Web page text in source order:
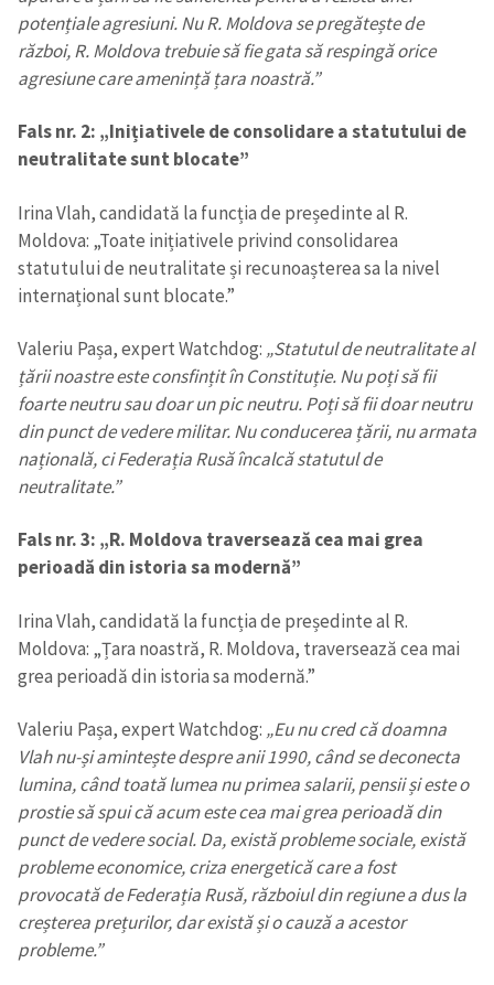
potențiale agresiuni. Nu R. Moldova se pregătește de
război, R. Moldova trebuie să fie gata să respingă orice
agresiune care amenință țara noastră.”
Fals nr. 2: „Inițiativele de consolidare a statutului de
neutralitate sunt blocate”
Irina Vlah, candidată la funcția de președinte al R.
Moldova: „Toate inițiativele privind consolidarea
statutului de neutralitate și recunoașterea sa la nivel
internațional sunt blocate.”
Valeriu Pașa, expert Watchdog: „Statutul de neutralitate al
țării noastre este consfințit în Constituție. Nu poți să fii
foarte neutru sau doar un pic neutru. Poți să fii doar neutru
din punct de vedere militar. Nu conducerea țării, nu armata
națională, ci Federația Rusă încalcă statutul de
neutralitate.”
Fals nr. 3: „R. Moldova traversează cea mai grea
perioadă din istoria sa modernă”
Irina Vlah, candidată la funcția de președinte al R.
Moldova: „Țara noastră, R. Moldova, traversează cea mai
grea perioadă din istoria sa modernă.”
Valeriu Pașa, expert Watchdog: „Eu nu cred că doamna
Vlah nu-și amintește despre anii 1990, când se deconecta
lumina, când toată lumea nu primea salarii, pensii și este o
prostie să spui că acum este cea mai grea perioadă din
punct de vedere social. Da, există probleme sociale, există
probleme economice, criza energetică care a fost
provocată de Federația Rusă, războiul din regiune a dus la
creșterea prețurilor, dar există și o cauză a acestor
probleme.”